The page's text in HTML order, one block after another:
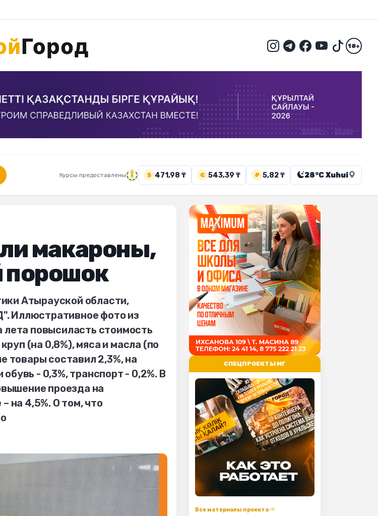
18+
Курсы предоставлены $ 471,98 ₸ € 543,39 ₸ ₽ 5,82 ₸ 28°C Xuhui
макароны,
порошок
Атырауской области,
Иллюстративное фото из
повысиласть стоимость
(на 0,8%), мяса и масла (по
товары составил 2,3%, на
- 0,3%, транспорт - 0,2%. В
проезда на
на 4,5%. О том, что
СПЕЦПРОЕКТЫ МГ
Все материалы проекта